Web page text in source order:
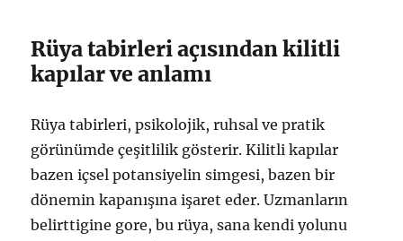
Rüya tabirleri açısından kilitli
kapılar ve anlamı
Rüya tabirleri, psikolojik, ruhsal ve pratik
görünümde çeşitlilik gösterir. Kilitli kapılar
bazen içsel potansiyelin simgesi, bazen bir
dönemin kapanışına işaret eder. Uzmanların
belirttigine gore, bu rüya, sana kendi yolunu